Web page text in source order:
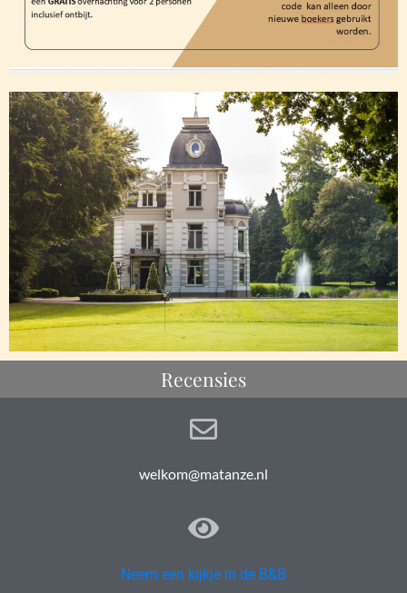
Recensies
welkom@matanze.nl
Neem een kijkje in de B&B